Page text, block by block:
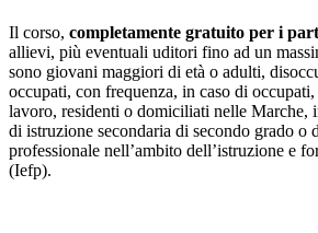
Il corso, completamente gratuito per i
allievi, più eventuali uditori fino ad un
sono giovani maggiori di età o adulti,
occupati, con frequenza, in caso di
lavoro, residenti o domiciliati nelle Marche,
di istruzione secondaria di secondo grado o
professionale nell’ambito dell’istruzione e
(Iefp).